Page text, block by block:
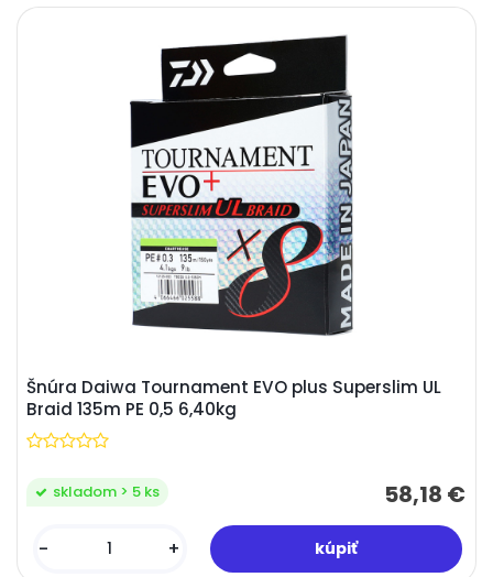
Šnúra Daiwa Tournament EVO plus Superslim UL
Braid 135m PE 0,5 6,40kg
58,18 €
skladom > 5 ks
- +